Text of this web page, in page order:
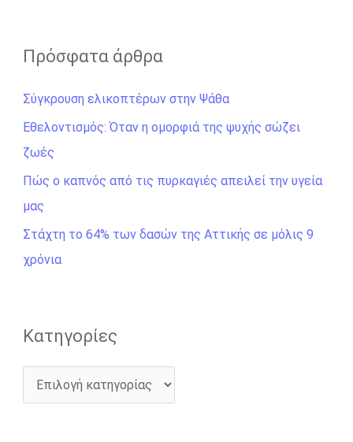
ζ
τ
η
σ
η
γ
ι
α
Πρόσφατα άρθρα
Σύγκρουση ελικοπτέρων στην Ψάθα
Εθελοντισμός: Όταν η ομορφιά της ψυχής σώζει
ζωές
Πώς ο καπνός από τις πυρκαγιές απειλεί την υγεία
μας
Στάχτη το 64% των δασών της Αττικής σε μόλις 9
χρόνια
Kατηγορίες